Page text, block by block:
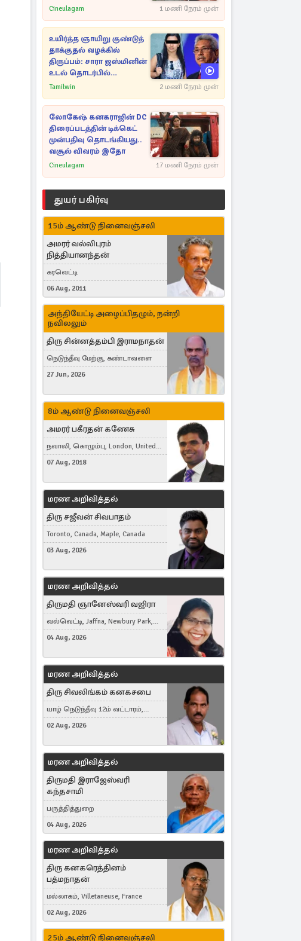
Cineulagam 1 மணி நேரம் முன்
உயிர்த்த ஞாயிறு குண்டுத்
தாக்குதல் வழக்கில்
திருப்பம்: சாரா ஜஸ்மினின்
உடல் தொடர்பில்
நீதிமன்றத்தில் வெளியான
Tamilwin 2 மணி நேரம் முன்
லோகேஷ் கனகராஜின் DC
திரைப்படத்தின் டிக்கெட்
முன்பதிவு தொடங்கியது..
வசூல் விவரம் இதோ
Cineulagam 17 மணி நேரம் முன்
துயர் பகிர்வு
15ம் ஆண்டு நினைவஞ்சலி
அமரர் வல்லிபுரம்
நித்தியானந்தன்
கரவெட்டி
06 Aug, 2011
அந்தியேட்டி அழைப்பிதழும், நன்றி
நவிலலும்
திரு சின்னத்தம்பி இராமநாதன்
நெடுந்தீவு மேற்கு, கண்டாவளை
27 Jun, 2026
8ம் ஆண்டு நினைவஞ்சலி
அமரர் பகீரதன் கணேசு
நவாலி, கொழும்பு, London, United
Kingdom
07 Aug, 2018
மரண அறிவித்தல்
திரு சஜீவன் சிவபாதம்
Toronto, Canada, Maple, Canada
03 Aug, 2026
மரண அறிவித்தல்
திருமதி ஞானேஸ்வரி வஜிரா
வல்வெட்டி, Jaffna, Newbury Park,
United Kingdom
04 Aug, 2026
மரண அறிவித்தல்
திரு சிவலிங்கம் கனகசபை
யாழ் நெடுந்தீவு 12ம் வட்டாரம்,
Jaffna, நயினாதீவு, London, United
02 Aug, 2026
மரண அறிவித்தல்
திருமதி இராஜேஸ்வரி
கந்தசாமி
பருத்தித்துறை
04 Aug, 2026
மரண அறிவித்தல்
திரு கனகரெத்தினம்
பத்மநாதன்
மல்லாகம், Villetaneuse, France
02 Aug, 2026
25ம் ஆண்டு நினைவஞ்சலி